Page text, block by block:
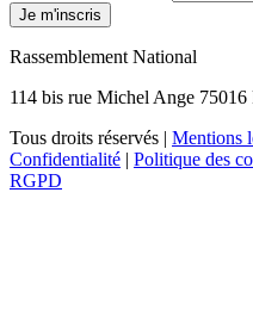
Je m'inscris
Rassemblement National
114 bis rue Michel Ange
Tous droits réservés | Mentions
Confidentialité | Politique des
RGPD